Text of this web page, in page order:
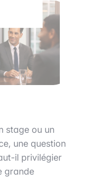
stage ou un
une question
il privilégier
grande